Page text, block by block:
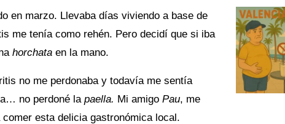
en marzo. Llevaba días viviendo a base de
me tenía como rehén. Pero decidí que si iba
horchata en la mano.
no me perdonaba y todavía me sentía
no perdoné la paella. Mi amigo Pau, me
esta delicia gastronómica local.